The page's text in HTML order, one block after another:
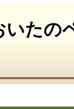
いたの